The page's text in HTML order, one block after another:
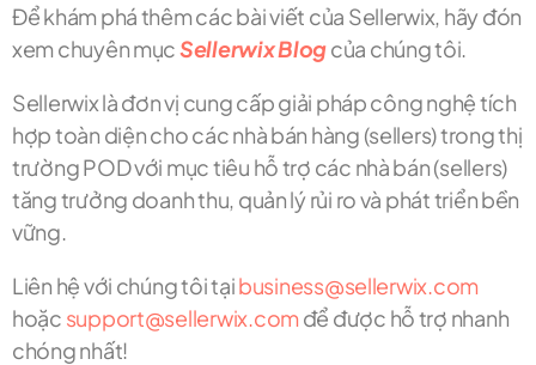
Để khám phá thêm các bài viết của Sellerwix, hãy đón
xem chuyên mụcSellerwix Blogcủa chúng tôi.
Sellerwix là đơn vị cung cấp giải pháp công nghệ tích
hợp toàn diện cho các nhà bán hàng (sellers) trong thị
trường POD với mục tiêu hỗ trợ các nhà bán (sellers)
tăng trưởng doanh thu, quản lý rủi ro và phát triển bền
vững.
Liên hệ với chúng tôi tạibusiness@sellerwix.com
hoặc support@sellerwix.comđể được hỗ trợ nhanh
chóng nhất!